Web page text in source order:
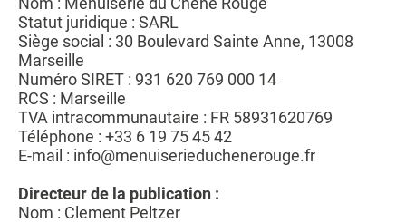
Statut juridique : SARL
Siège social : 30 Boulevard Sainte Anne, 13008
Marseille
Numéro SIRET : 931 620 769 000 14
RCS : Marseille
TVA intracommunautaire : FR 58931620769
Téléphone : +33 6 19 75 45 42
E-mail : info@menuiserieduchenerouge.fr
Directeur de la publication :
Nom : Clement Peltzer